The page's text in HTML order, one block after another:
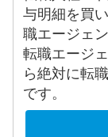
与明細を買
職エージェ
転職エージ
ら絶対に転
です。